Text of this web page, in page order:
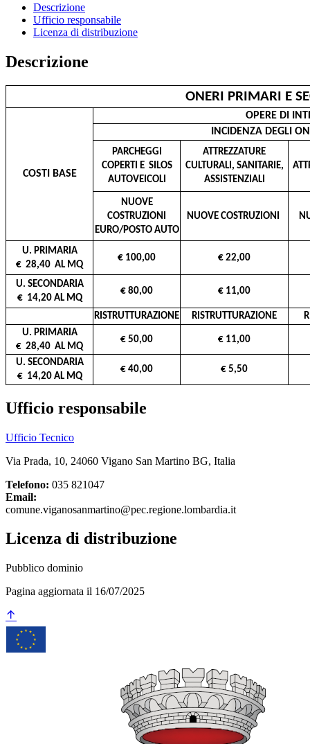
Descrizione
Ufficio responsabile
Licenza di distribuzione
Descrizione
ONERI PRIMARI E
COSTI BASE
OPERE DI
INCIDENZA DEGLI
PARCHEGGI
COPERTI E SILOS
AUTOVEICOLI
ATTREZZATURE
CULTURALI, SANITARIE,
ASSISTENZIALI
NUOVE
COSTRUZIONI
EURO/POSTO AUTO
NUOVE COSTRUZIONI
U. PRIMARIA
€ 28,40 AL MQ
€ 100,00 € 22,00
U. SECONDARIA
€ 14,20 AL MQ
€ 80,00 € 11,00
RISTRUTTURAZIONE RISTRUTTURAZIONE
U. PRIMARIA
€ 28,40 AL MQ
€ 50,00 € 11,00
U. SECONDARIA
€ 14,20 AL MQ
€ 40,00 € 5,50
Ufficio responsabile
Ufficio Tecnico
Via Prada, 10, 24060 Vigano San Martino BG, Italia
Telefono: 035 821047
Email:
comune.viganosanmartino@pec.regione.lombardia.it
Licenza di distribuzione
Pubblico dominio
Pagina aggiornata il 16/07/2025